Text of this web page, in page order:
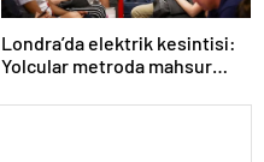
Londra’da elektrik kesintisi:
Yolcular metroda mahsur